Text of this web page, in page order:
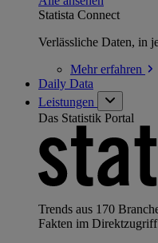
Statista Connect
Verlässliche Daten, in
Mehrerfahren
Daily Data
Leistungen
Das Statistik Portal
Trends aus 170
Fakten im